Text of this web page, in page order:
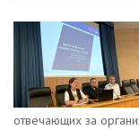
отвечающих за